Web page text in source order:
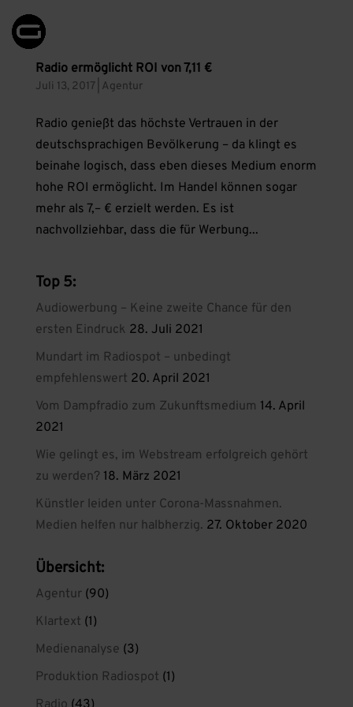
Radio ermöglicht ROI von 7,11 €
Juli 13, 2017| Agentur
Radio genießt das höchste Vertrauen in der
deutschsprachigen Bevölkerung – da klingt es
beinahe logisch, dass eben dieses Medium enorm
hohe ROI ermöglicht. Im Handel können sogar
mehr als 7,– € erzielt werden. Es ist
nachvollziehbar, dass die für Werbung...
Top 5:
Audiowerbung – Keine zweite Chance für den
ersten Eindruck 28. Juli 2021
Mundart im Radiospot – unbedingt
empfehlenswert 20. April 2021
Vom Dampfradio zum Zukunftsmedium 14. April
2021
Wie gelingt es, im Webstream erfolgreich gehört
zu werden? 18. März 2021
Künstler leiden unter Corona-Massnahmen.
Medien helfen nur halbherzig. 27. Oktober 2020
Übersicht:
Agentur(90)
Klartext (1)
Medienanalyse (3)
Produktion Radiospot (1)